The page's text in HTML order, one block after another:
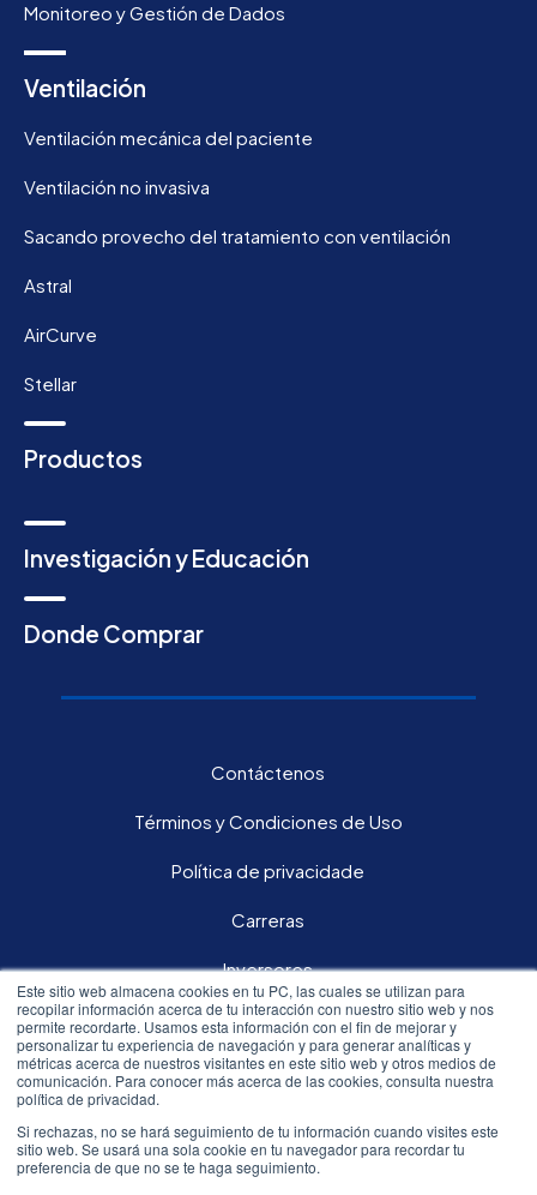
Este sitio web almacena cookies en tu PC, las cuales se utilizan para
recopilar información acerca de tu interacción con nuestro sitio web y nos
permite recordarte. Usamos esta información con el fin de mejorar y
personalizar tu experiencia de navegación y para generar analíticas y
métricas acerca de nuestros visitantes en este sitio web y otros medios de
comunicación. Para conocer más acerca de las cookies, consulta nuestra
política de privacidad.
Si rechazas, no se hará seguimiento de tu información cuando visites este
sitio web. Se usará una sola cookie en tu navegador para recordar tu
preferencia de que no se te haga seguimiento.
Monitoreo y Gestión de Dados
Ventilación
Ventilación mecánica del paciente
Ventilación no invasiva
Sacando provecho del tratamiento con ventilación
Astral
AirCurve
Stellar
Productos
Investigación y Educación
Donde Comprar
Contáctenos
Términos y Condiciones de Uso
Política de privacidade
Carreras
Inversores
Síguenos en nuestras redes sociales:
All rights reserved.© 2020 Resmed